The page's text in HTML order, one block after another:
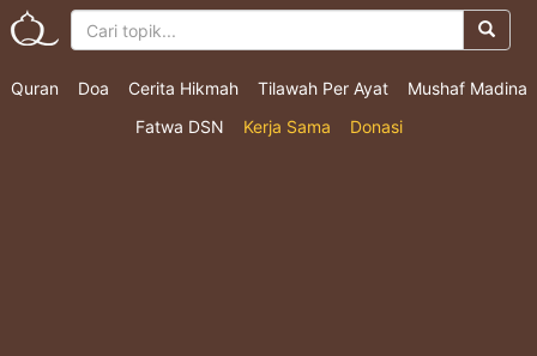
Quran Doa Cerita Hikmah Tilawah Per Ayat
Mushaf Madina
Fatwa DSN
Kerja Sama Donasi